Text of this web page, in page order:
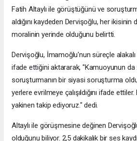
Fatih Altaylı ile görüştüğünü ve
aldığını kaydeden Dervişoğlu, her ikisinin
moralinin yerinde olduğunu belirtti.
Dervişoğlu, İmamoğlu'nun süreçle alakalı
ifade ettiğini aktararak, "Kamuoyunun
soruşturmanın bir siyasi soruşturma
yerlere evrilmeye çalışıldığını ifade
yakinen takip ediyoruz." dedi.
Altaylı ile görüşmesine değinen
olduğunu biliyor. 2,5 dakikalık bir ses